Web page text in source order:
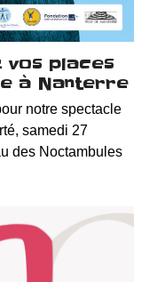
vos places
à Nanterre
notre spectacle
samedi 27
des Noctambules